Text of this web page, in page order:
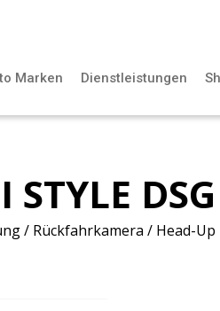
Marken Dienstleistungen
DSG
/ Rückfahrkamera / Head-